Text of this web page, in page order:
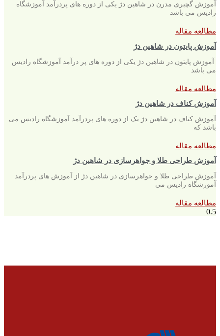
آموزش گچبری مدرن در شاهین دژ یکی از دوره های پردرآمد آموزشگاه
رادیس می باشد
مطالعه مقاله
آموزش پایتون در شاهین دژ
آموزش پایتون در شاهین دژ یکی از دوره های پر درآمد آموزشگاه رادیس
می باشد
مطالعه مقاله
آموزش کناف در شاهین دژ
آموزش کناف در شاهین دژ یک از دوره های پردرآمد آموزشگاه رادیس می
باشد که
مطالعه مقاله
آموزش طراحی طلا و جواهرسازی در شاهین دژ
آموزش طراحی طلا و جواهرسازی در شاهین دژ از آموزش های پردرآمد
آموزشگاه رادیس می
مطالعه مقاله